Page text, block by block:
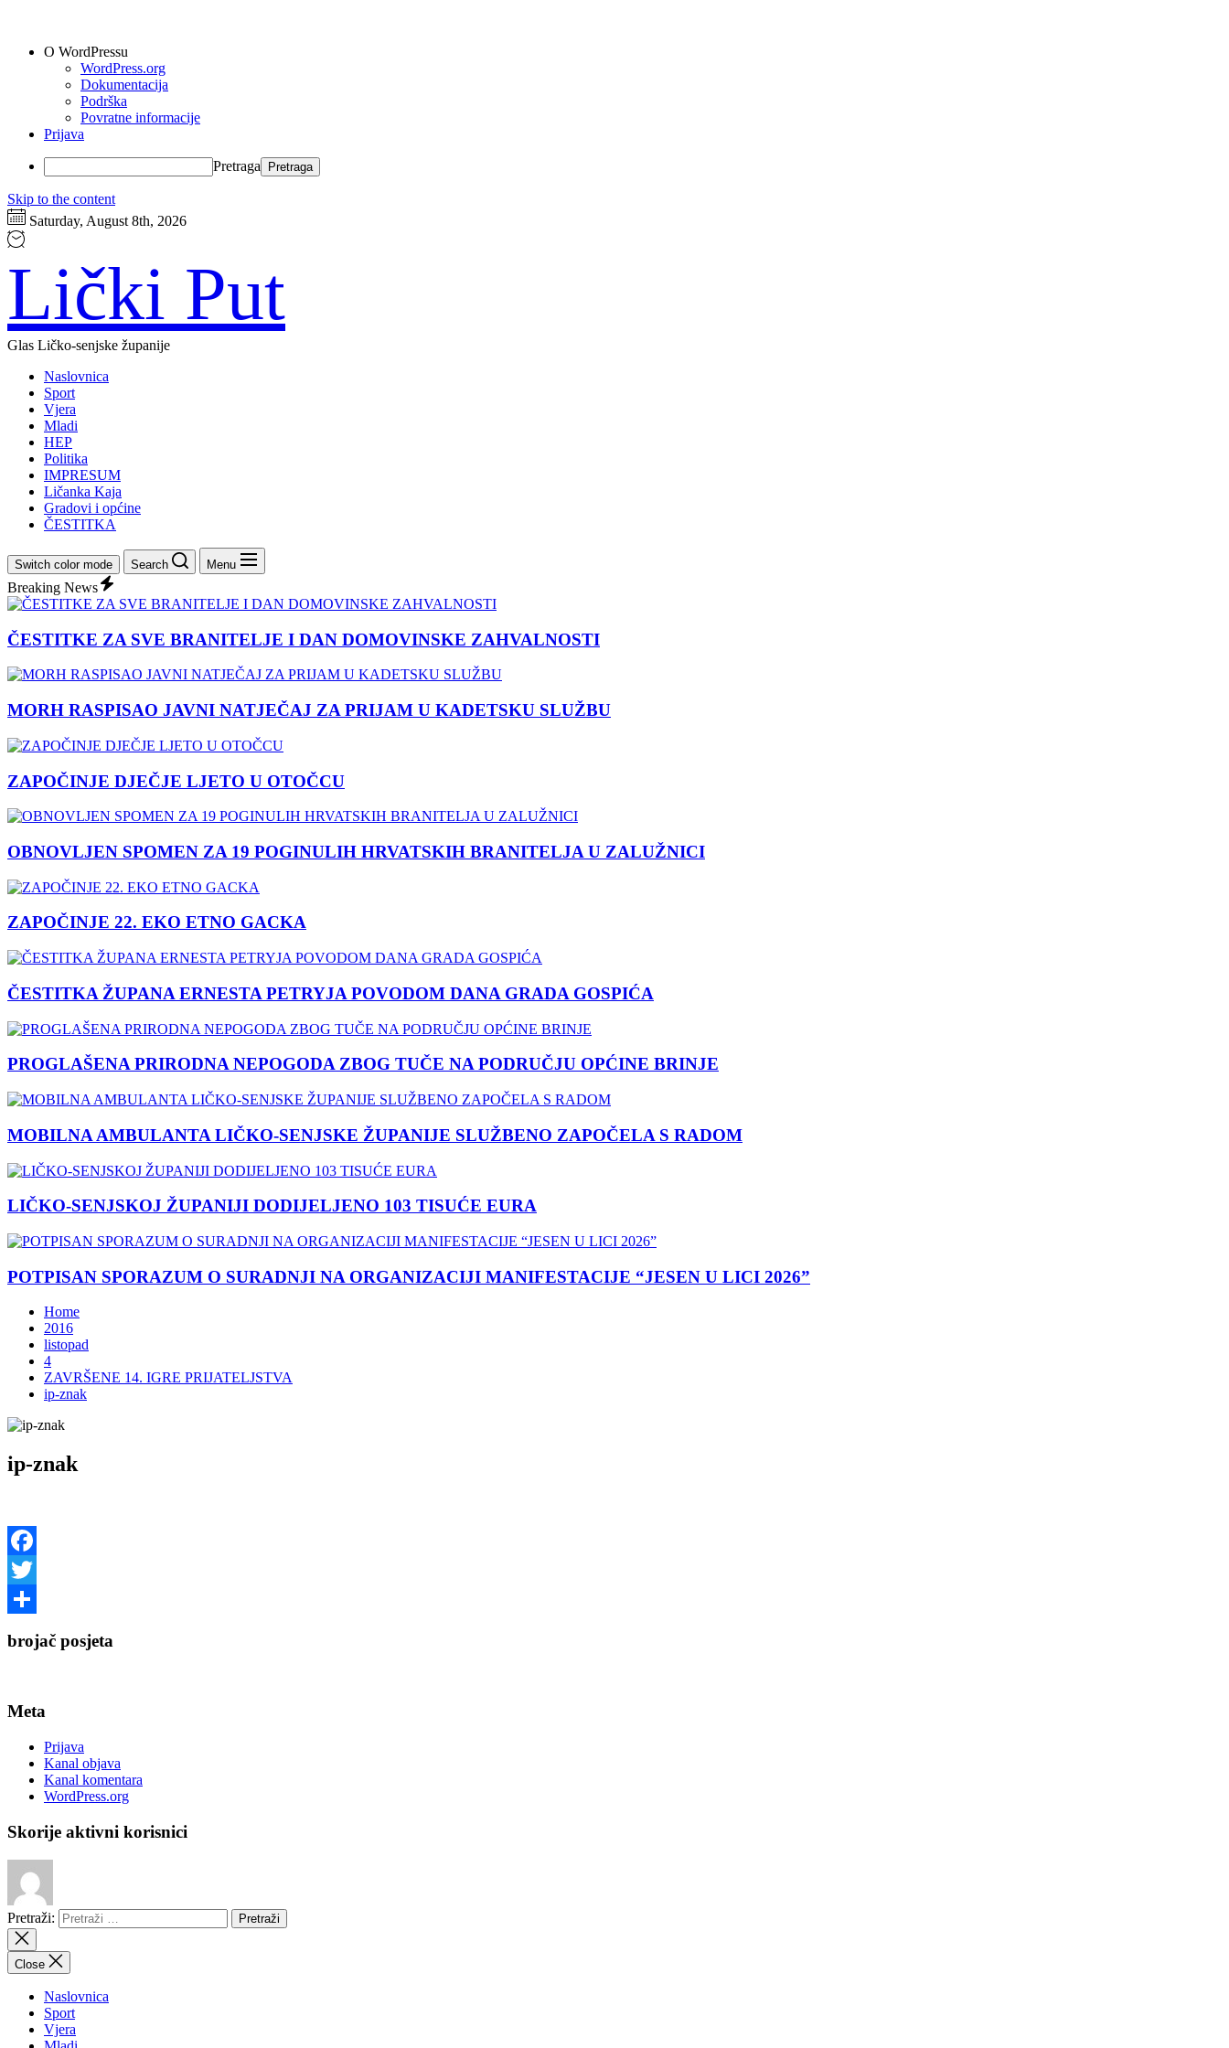
O WordPressu
WordPress.org
Dokumentacija
Podrška
Povratne informacije
Prijava
Pretraga
Skip to the content
Saturday, August 8th, 2026
Lički Put
Glas Ličko-senjske županije
Naslovnica
Sport
Vjera
Mladi
HEP
Politika
IMPRESUM
Ličanka Kaja
Gradovi i općine
ČESTITKA
Switch color mode Search Menu
Breaking News
ČESTITKE ZA SVE BRANITELJE I DAN DOMOVINSKE ZAHVALNOSTI
MORH RASPISAO JAVNI NATJEČAJ ZA PRIJAM U KADETSKU SLUŽBU
ZAPOČINJE DJEČJE LJETO U OTOČCU
OBNOVLJEN SPOMEN ZA 19 POGINULIH HRVATSKIH BRANITELJA U ZALUŽNICI
ZAPOČINJE 22. EKO ETNO GACKA
ČESTITKA ŽUPANA ERNESTA PETRYJA POVODOM DANA GRADA GOSPIĆA
PROGLAŠENA PRIRODNA NEPOGODA ZBOG TUČE NA PODRUČJU OPĆINE BRINJE
MOBILNA AMBULANTA LIČKO-SENJSKE ŽUPANIJE SLUŽBENO ZAPOČELA S RADOM
LIČKO-SENJSKOJ ŽUPANIJI DODIJELJENO 103 TISUĆE EURA
POTPISAN SPORAZUM O SURADNJI NA ORGANIZACIJI MANIFESTACIJE “JESEN U LICI 2026”
Home
2016
listopad
4
ZAVRŠENE 14. IGRE PRIJATELJSTVA
ip-znak
ip-znak
Facebook
Twitter
brojač posjeta
Meta
Prijava
Kanal objava
Kanal komentara
WordPress.org
Skorije aktivni korisnici
Pretraži:
Close
Naslovnica
Sport
Vjera